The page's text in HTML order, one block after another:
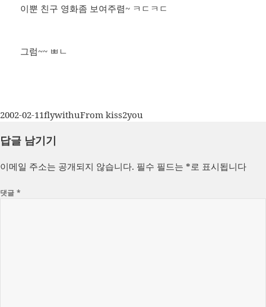
이뿐 친구 영화좀 보여주렴~ ㅋㄷㅋㄷ
그럼~~ ㅃㄴ
작
일
2002-02-11글
이
flywithu카
From kiss2you
답글 남기기
이메일 주소는 공개되지 않습니다. 필수 필드는 *로 표시됩니다
댓글*